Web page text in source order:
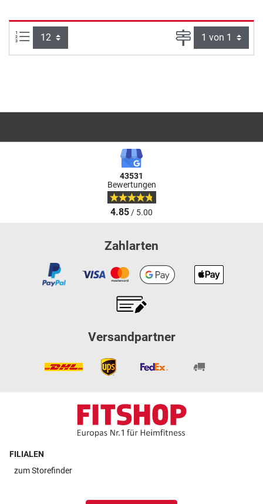
Artikel pro Seite: Seite
43531
Bewertungen
4.85/ 5.00
Zahlarten
Versandpartner
FILIALEN
zumStorefinder